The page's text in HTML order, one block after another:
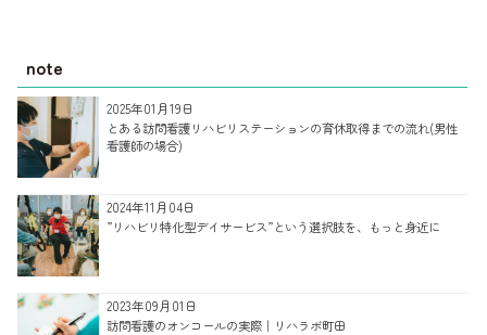
note
2025年01月19日
とある訪問看護リハビリステーションの育休取得までの流れ(男性
看護師の場合)
2024年11月04日
”リハビリ特化型デイサービス”という選択肢を、もっと身近に
2023年09月01日
訪問看護のオンコールの実際｜リハラボ町田